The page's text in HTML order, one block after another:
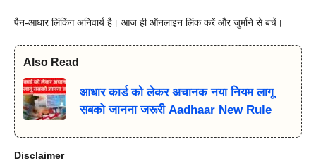
पैन-आधार लिंकिंग अनिवार्य है। आज ही ऑनलाइन लिंक करें और जुर्माने से बचें।
Also Read
आधार कार्ड को लेकर अचानक नया नियम लागू
सबको जानना जरूरी Aadhaar New Rule
Disclaimer